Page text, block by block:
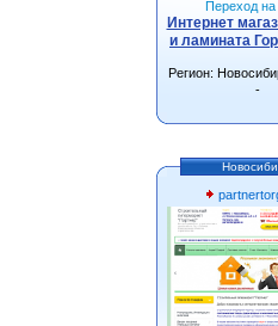
Переход на
Интернет
и ламината
Регион:
-